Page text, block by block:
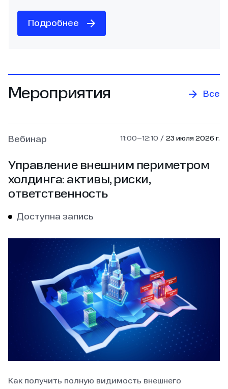
Подробнее
Мероприятия Все
Управление внешним периметром
холдинга: активы, риски,
ответственность
Доступна запись
Вебинар 23 июля 2026 г.
11:00–12:10
Как получить полную видимость внешнего